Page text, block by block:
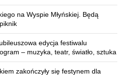
na Wyspie Młyńskiej. Będą
edycja festiwalu
– muzyka, teatr, światło, sztuka
zakończyły się festynem dla